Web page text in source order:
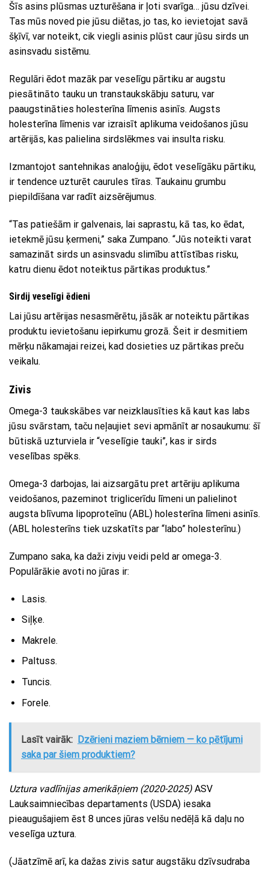
Šīs asins plūsmas uzturēšana ir ļoti svarīga… jūsu dzīvei.
Tas mūs noved pie jūsu diētas, jo tas, ko ievietojat savā
šķīvī, var noteikt, cik viegli asinis plūst caur jūsu sirds un
asinsvadu sistēmu.
Regulāri ēdot mazāk par veselīgu pārtiku ar augstu
piesātināto tauku un transtaukskābju saturu, var
paaugstināties holesterīna līmenis asinīs. Augsts
holesterīna līmenis var izraisīt aplikuma veidošanos jūsu
artērijās, kas palielina sirdslēkmes vai insulta risku.
Izmantojot santehnikas analoģiju, ēdot veselīgāku pārtiku,
ir tendence uzturēt caurules tīras. Taukainu grumbu
piepildīšana var radīt aizsērējumus.
“Tas patiešām ir galvenais, lai saprastu, kā tas, ko ēdat,
ietekmē jūsu ķermeni,” saka Zumpano. “Jūs noteikti varat
samazināt sirds un asinsvadu slimību attīstības risku,
katru dienu ēdot noteiktus pārtikas produktus.”
Sirdij veselīgi ēdieni
Lai jūsu artērijas nesasmērētu, jāsāk ar noteiktu pārtikas
produktu ievietošanu iepirkumu grozā. Šeit ir desmitiem
mērķu nākamajai reizei, kad dosieties uz pārtikas preču
veikalu.
Zivis
Omega-3 taukskābes var neizklausīties kā kaut kas labs
jūsu svārstam, taču neļaujiet sevi apmānīt ar nosaukumu: šī
būtiskā uzturviela ir “veselīgie tauki”, kas ir sirds
veselības spēks.
Omega-3 darbojas, lai aizsargātu pret artēriju aplikuma
veidošanos, pazeminot triglicerīdu līmeni un palielinot
augsta blīvuma lipoproteīnu (ABL) holesterīna līmeni asinīs.
(ABL holesterīns tiek uzskatīts par “labo” holesterīnu.)
Zumpano saka, ka daži zivju veidi peld ar omega-3.
Populārākie avoti no jūras ir:
Lasis.
Siļķe.
Makrele.
Paltuss.
Tuncis.
Forele.
Lasīt vairāk: Dzērieni maziem bērniem — ko pētījumi
saka par šiem produktiem?
Uztura vadlīnijas amerikāņiem (2020-2025) ASV
Lauksaimniecības departaments (USDA) iesaka
pieaugušajiem ēst 8 unces jūras velšu nedēļā kā daļu no
veselīga uztura.
(Jāatzīmē arī, ka dažas zivis satur augstāku dzīvsudraba